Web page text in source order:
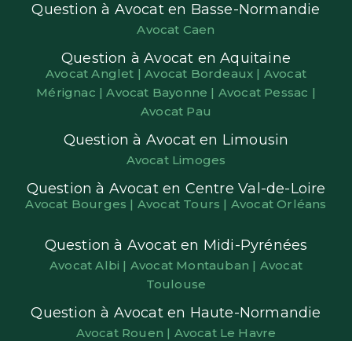
Question à Avocat en Basse-Normandie
Avocat Caen
Question à Avocat en Aquitaine
Avocat Anglet |Avocat Bordeaux | Avocat
Mérignac |Avocat Bayonne | Avocat Pessac |
Avocat Pau
Question à Avocat en Limousin
Avocat Limoges
Question à Avocat en Centre Val-de-Loire
Avocat Bourges | Avocat Tours | Avocat Orléans
Question à Avocat en Midi-Pyrénées
Avocat Albi | Avocat Montauban | Avocat
Toulouse
Question à Avocat en Haute-Normandie
Avocat Rouen | Avocat Le Havre